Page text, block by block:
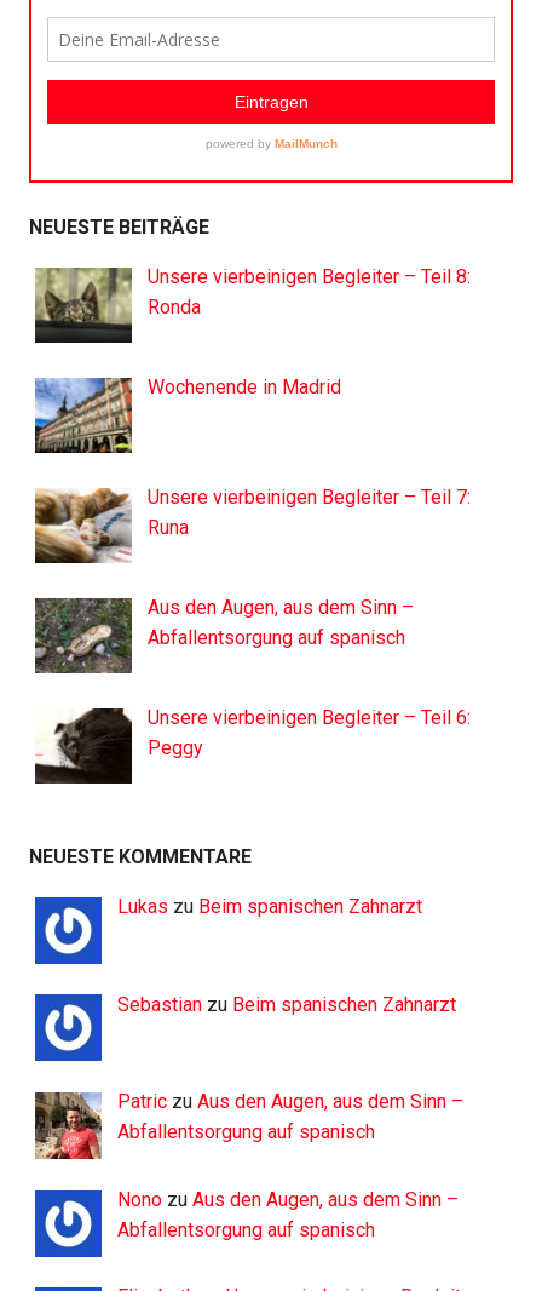
NEUESTE BEITRÄGE
Unsere vierbeinigen Begleiter – Teil 8:
Ronda
Wochenende in Madrid
Unsere vierbeinigen Begleiter – Teil 7:
Runa
Aus den Augen, aus dem Sinn –
Abfallentsorgung auf spanisch
Unsere vierbeinigen Begleiter – Teil 6:
Peggy
NEUESTE KOMMENTARE
Lukas zu Beim spanischen Zahnarzt
Sebastianzu Beim spanischen Zahnarzt
Patriczu Aus den Augen, aus dem Sinn –
Abfallentsorgung auf spanisch
Nonozu Aus den Augen, aus dem Sinn –
Abfallentsorgung auf spanisch